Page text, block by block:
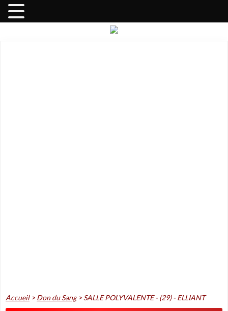
Accueil>Don du Sang>SALLE POLYVALENTE - (29) - ELLIANT